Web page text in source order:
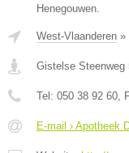
Henegouwen.
West-Vlaanderen »
Gistelse Steenweg
Tel: 050 38 92 60 ,
E-mail › Apotheek